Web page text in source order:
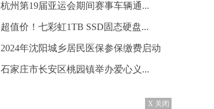
杭州第19届亚运会期间赛事车辆通...
超值价！七彩虹1TB SSD固态硬盘...
2024年沈阳城乡居民医保参保缴费启动
石家庄市长安区桃园镇举办爱心义...
X 关闭